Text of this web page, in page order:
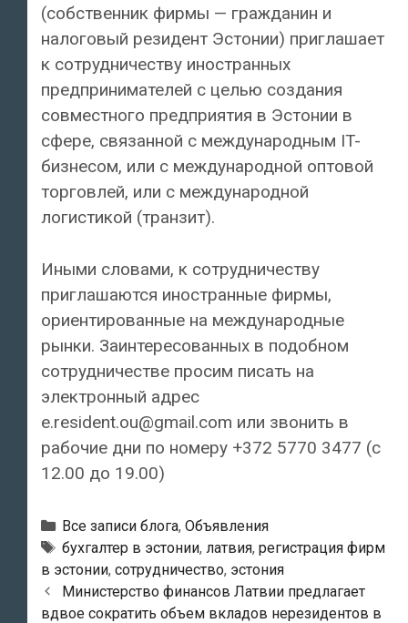
(собственник фирмы — гражданин и
налоговый резидент Эстонии) приглашает
к сотрудничеству иностранных
предпринимателей с целью создания
совместного предприятия в Эстонии в
сфере, связанной с международным IT-
бизнесом, или с международной оптовой
торговлей, или с международной
логистикой (транзит).
Иными словами, к сотрудничеству
приглашаются иностранные фирмы,
ориентированные на международные
рынки. Заинтересованных в подобном
сотрудничестве просим писать на
электронный адрес
e.resident.ou@gmail.com или звонить в
рабочие дни по номеру +372 5770 3477 (с
12.00 до 19.00)
Рубрики
Все записи блога, Объявления
Тэги
бухгалтер в эстонии, латвия, регистрация фирм
в эстонии, сотрудничество, эстония
Навигация
по
Министерство финансов Латвии предлагает
вдвое сократить объем вкладов нерезидентов в